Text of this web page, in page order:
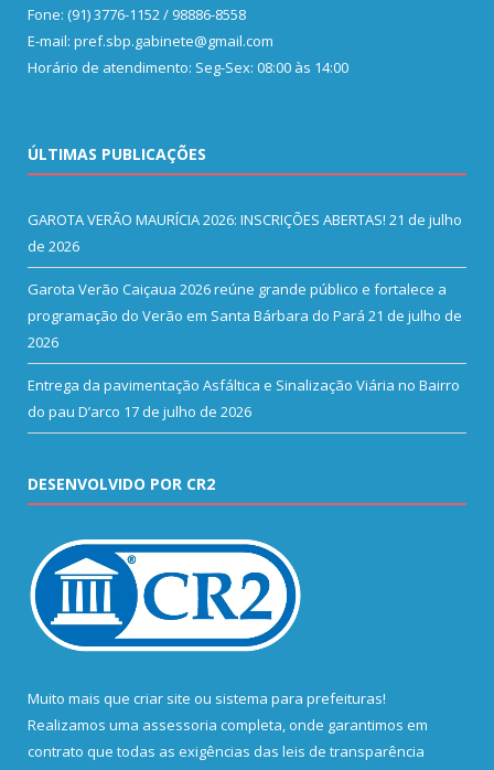
Fone: (91) 3776-1152 / 98886-8558
E-mail: pref.sbp.gabinete@gmail.com
Horário de atendimento: Seg-Sex: 08:00 às 14:00
ÚLTIMAS PUBLICAÇÕES
GAROTA VERÃO MAURÍCIA 2026: INSCRIÇÕES ABERTAS! 21 de julho
de 2026
Garota Verão Caiçaua 2026 reúne grande público e fortalece a
programação do Verão em Santa Bárbara do Pará 21 de julho de
2026
Entrega da pavimentação Asfáltica e Sinalização Viária no Bairro
do pau D’arco 17 de julho de 2026
DESENVOLVIDO POR CR2
Muito mais que criar site ou sistema para prefeituras!
Realizamos uma assessoria completa, onde garantimos em
contrato que todas as exigências das leis de transparência